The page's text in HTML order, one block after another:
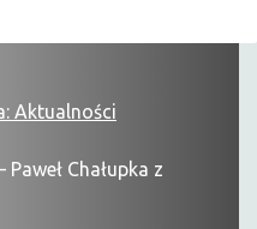
Aktualności
Chałupka z